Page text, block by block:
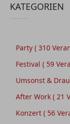
KATEGORIEN
Party ( 310
Festival ( 59
Umsonst &
After Work ( 21
Konzert ( 56